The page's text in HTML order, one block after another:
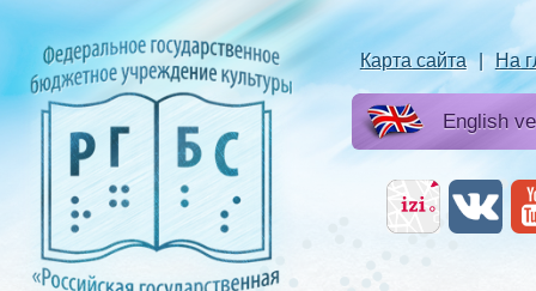
Карта сайта | На
English